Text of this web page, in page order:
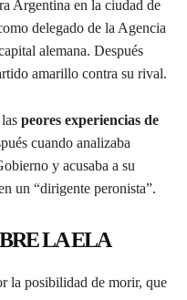
Argentina en la ciudad de
delegado de la Agencia
alemana. Después
amarillo contra su rival.
peores experiencias de
cuando analizaba
y acusaba a su
un “dirigente peronista”.
LA ELA
la posibilidad de morir, que